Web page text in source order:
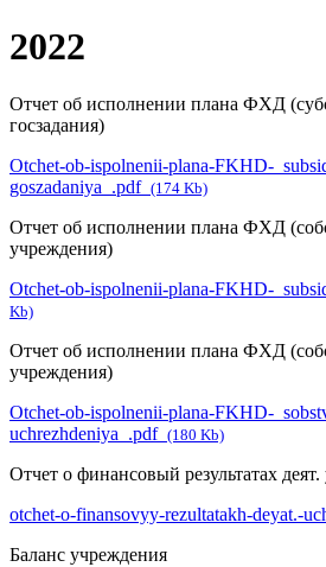
2022
Отчет об исполнении плана ФХД
госзадания)
Otchet-ob-ispolnenii-plana-FKHD-
goszadaniya_.pdf (174 Kb)
Отчет об исполнении плана ФХД
учреждения)
Otchet-ob-ispolnenii-plana-FKHD-
Kb)
Отчет об исполнении плана ФХД
учреждения)
Otchet-ob-ispolnenii-plana-FKHD-
uchrezhdeniya_.pdf (180 Kb)
Отчет о финансовый результатах
otchet-o-finansovyy-rezultatakh-deyat.-
Баланс учреждения